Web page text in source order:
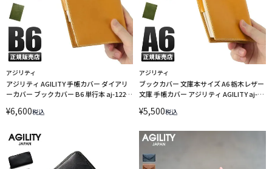
アジリティ
アジリティ AGILITY 手帳カバー ダイアリ
ーカバー ブックカバー B6 単行本 aj-1227-
¥6,600税込
アジリティ
ブックカバー 文庫本サイズ A6 栃木レザー
文庫 手帳カバー アジリティ AGILITY aj-
¥5,500税込